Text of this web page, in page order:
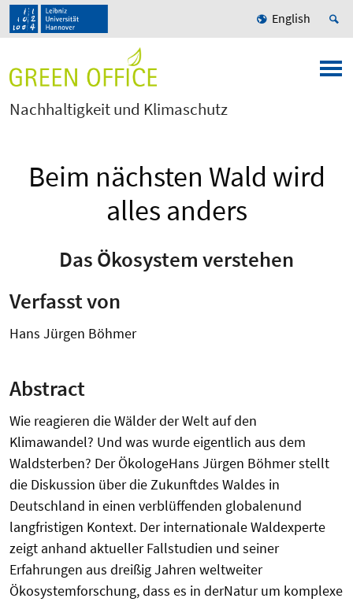
English
Nachhaltigkeit und Klimaschutz
Beim nächsten Wald wird
alles anders
Das Ökosystem verstehen
Verfasst von
Hans Jürgen Böhmer
Abstract
Wie reagieren die Wälder der Welt auf den
Klimawandel? Und was wurde eigentlich aus dem
Waldsterben? Der ÖkologeHans Jürgen Böhmer stellt
die Diskussion über die Zukunftdes Waldes in
Deutschland in einen verblüffenden globalenund
langfristigen Kontext. Der internationale Waldexperte
zeigt anhand aktueller Fallstudien und seiner
Erfahrungen aus dreißig Jahren weltweiter
Ökosystemforschung, dass es in derNatur um komplexe